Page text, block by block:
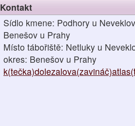
Kontakt
Sídlo kmene: Podhory u
Benešov u Prahy
Místo tábořiště: Netluky u
okres: Benešov u Prahy